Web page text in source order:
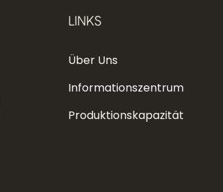
LINKS
Über Uns
Informationszentrum
Produktionskapazität